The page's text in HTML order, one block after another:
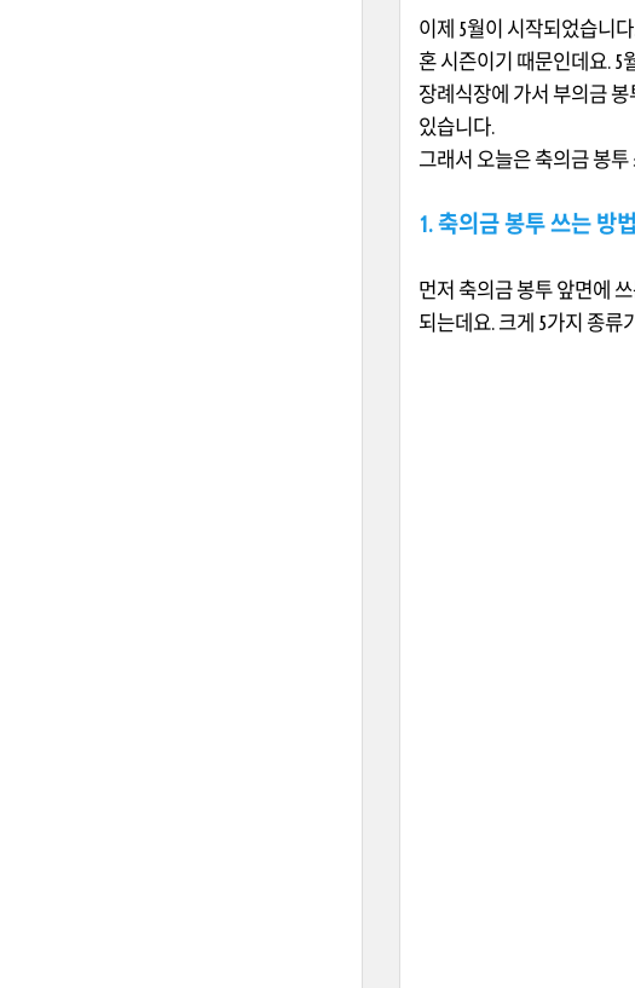
이제 5월이 시작되었습니
혼 시즌이기 때문인데요. 5
장례식장에 가서 부의금
있습니다.
그래서 오늘은 축의금 봉
1. 축의금 봉투 쓰는 방법
먼저 축의금 봉투 앞면에
되는데요. 크게 5가지 종류